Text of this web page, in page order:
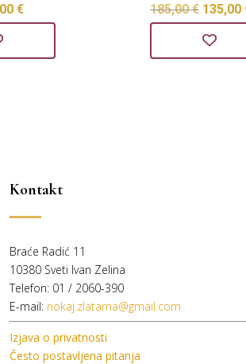
€
je:
185,00€ Izvorna
cijena
bila
135,00
Kontakt
Braće Radić 11
10380 Sveti Ivan Zelina
Telefon: 01 / 2060-390
E-mail: nokaj.zlatarna@gmail.com
Izjava o privatnosti
Često postavljena pitanja